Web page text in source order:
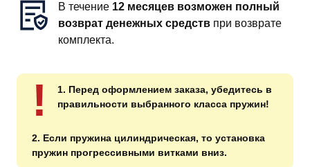
В течение 12 месяцев возможен полный
возврат денежных средств при возврате
комплекта.
!
1. Перед оформлением заказа, убедитесь в
правильности выбранного класса пружин!
2. Если пружина цилиндрическая, то установка
пружин прогрессивными витками вниз.